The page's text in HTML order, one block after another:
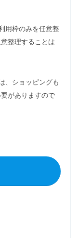
用枠のみを任意整
整理することは
、ショッピングも
がありますので